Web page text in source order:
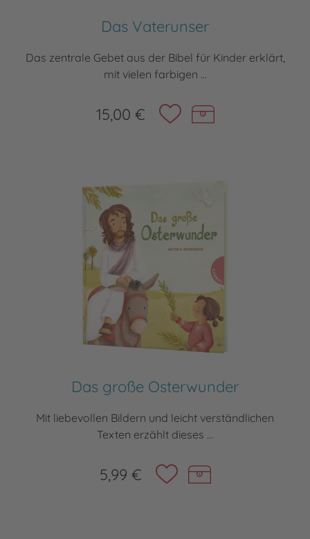
Das Vaterunser
Das zentrale Gebet aus der Bibel für Kinder erklärt,
mit vielen farbigen ...
15,00 €
Das große Osterwunder
Mit liebevollen Bildern und leicht verständlichen
Texten erzählt dieses ...
5,99 €